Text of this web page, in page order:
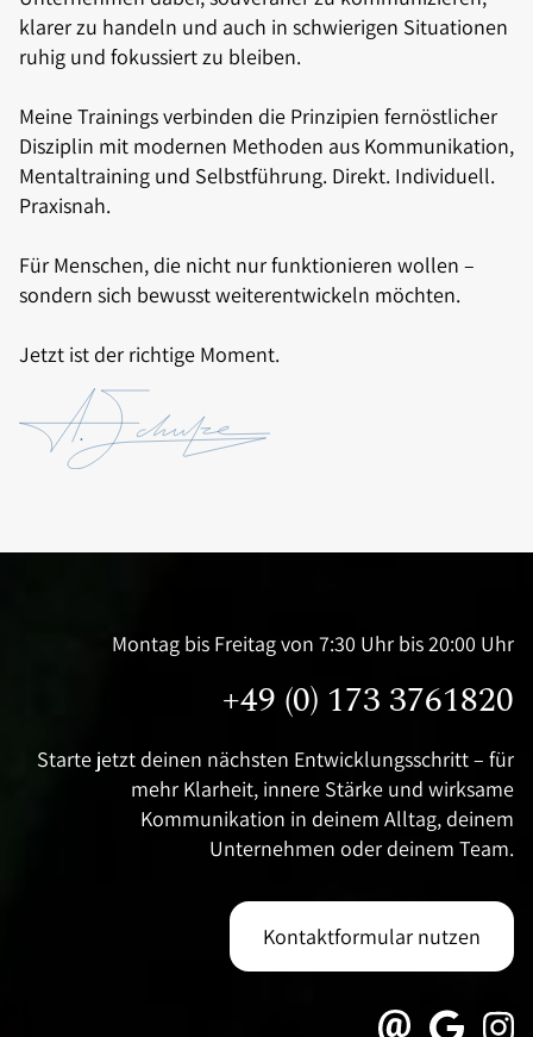
klarer zu handeln und auch in schwierigen Situationen
ruhig und fokussiert zu bleiben.
Meine Trainings verbinden die Prinzipien fernöstlicher
Disziplin mit modernen Methoden aus Kommunikation,
Mentaltraining und Selbstführung. Direkt. Individuell.
Praxisnah.
Für Menschen, die nicht nur funktionieren wollen –
sondern sich bewusst weiterentwickeln möchten.
Jetzt ist der richtige Moment.
Montag bis Freitag von 7:30 Uhr bis 20:00 Uhr
+49 (0) 173 3761820
Starte jetzt deinen nächsten Entwicklungsschritt – für
mehr Klarheit, innere Stärke und wirksame
Kommunikation in deinem Alltag, deinem
Unternehmen oder deinem Team.
Kontaktformular nutzen